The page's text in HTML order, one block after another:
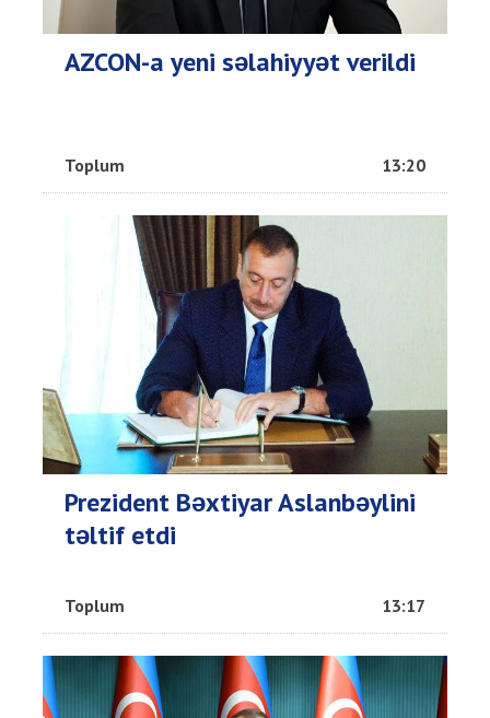
AZCON-a yeni səlahiyyət verildi
Toplum 13:20
Prezident Bəxtiyar Aslanbəylini
təltif etdi
Toplum 13:17